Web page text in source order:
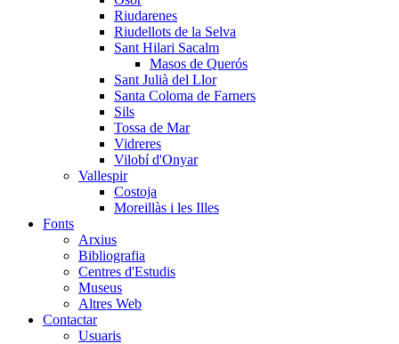
Riudarenes
Riudellots de la Selva
Sant Hilari Sacalm
Masos de Querós
Sant Julià del Llor
Santa Coloma de Farners
Sils
Tossa de Mar
Vidreres
Vilobí d'Onyar
Vallespir
Costoja
Moreillàs i les Illes
Fonts
Arxius
Bibliografia
Centres d'Estudis
Museus
Altres Web
Contactar
Usuaris